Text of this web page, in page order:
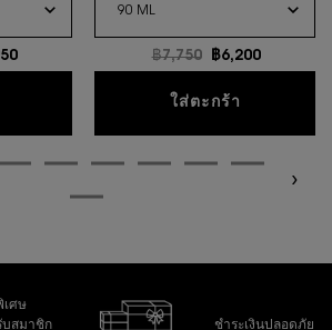
หม่
น้ำหอมผู้ชาย MYSLF EAU DE TOILETTE
ราคาเก่า
฿7,750 ราคาใหม่
฿6,200
ใส่ตะกร้า
เศษ
บสมาชิก
ชำระเงินปลอดภัย